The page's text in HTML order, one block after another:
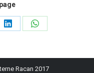
Partager
LinkedIn
Partager
WhatsApp
Racan 2017